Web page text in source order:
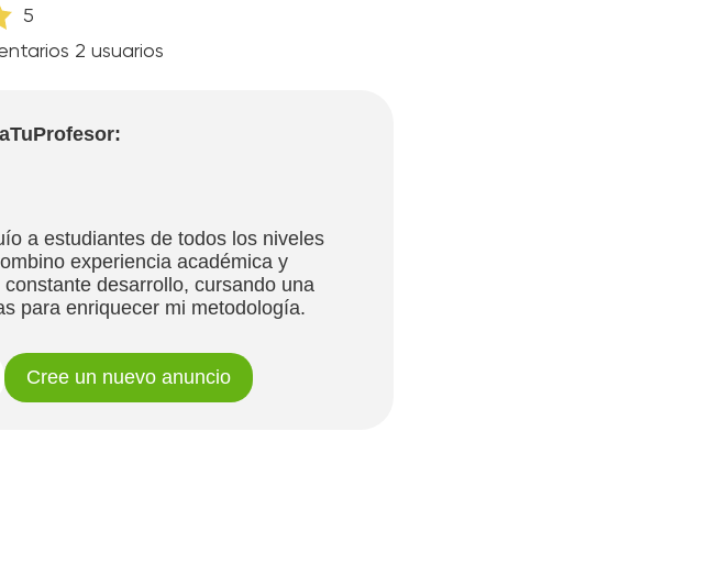
5
2 usuarios
a estudiantes de todos los niveles
experiencia académica y
desarrollo, cursando una
para enriquecer mi metodología.
Cree un nuevo anuncio